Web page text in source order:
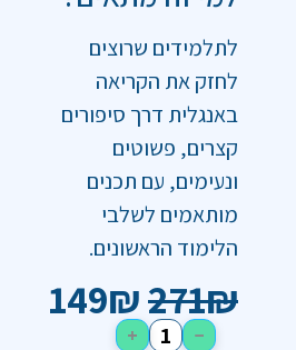
לתלמידים שרוצים
לחזק את הקריאה
באנגלית דרך סיפורים
קצרים, פשוטים
ונעימים, עם תכנים
מותאמים לשלבי
הלימוד הראשונים.
271₪
149₪
−
+